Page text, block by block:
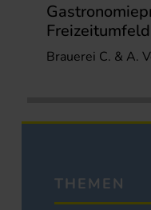
Freizeitumfeld
Brauerei C. & A.
THEMEN